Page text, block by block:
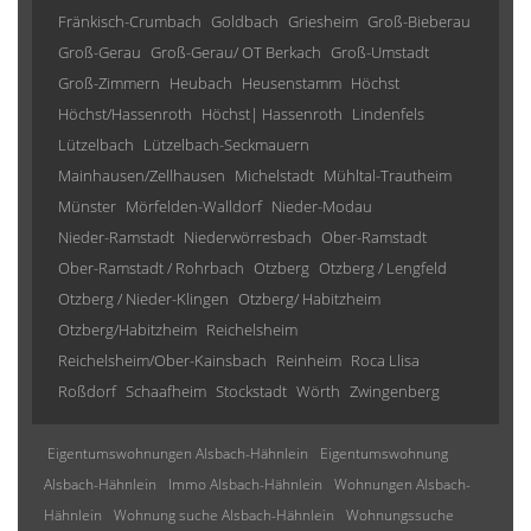
Fränkisch-Crumbach Goldbach Griesheim Groß-Bieberau
Groß-Gerau Groß-Gerau/ OT Berkach Groß-Umstadt
Groß-Zimmern Heubach Heusenstamm Höchst
Höchst/Hassenroth Höchst| Hassenroth Lindenfels
Lützelbach Lützelbach-Seckmauern
Mainhausen/Zellhausen Michelstadt Mühltal-Trautheim
Münster Mörfelden-Walldorf Nieder-Modau
Nieder-Ramstadt Niederwörresbach Ober-Ramstadt
Ober-Ramstadt / Rohrbach Otzberg Otzberg / Lengfeld
Otzberg / Nieder-Klingen Otzberg/ Habitzheim
Otzberg/Habitzheim Reichelsheim
Reichelsheim/Ober-Kainsbach Reinheim Roca Llisa
Roßdorf Schaafheim Stockstadt Wörth Zwingenberg
Eigentumswohnungen Alsbach-Hähnlein
Eigentumswohnung
Alsbach-Hähnlein
Immo Alsbach-Hähnlein
Wohnungen Alsbach-
Hähnlein
Wohnung suche Alsbach-Hähnlein Wohnungssuche